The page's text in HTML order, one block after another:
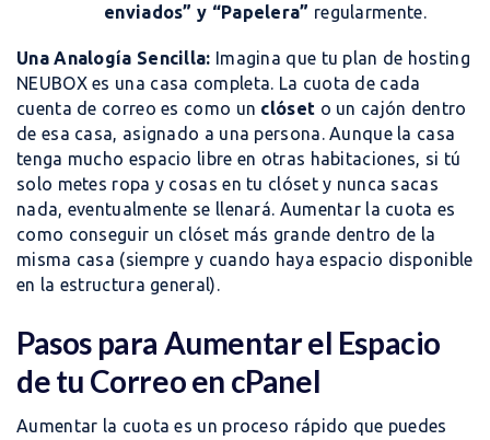
enviados” y “Papelera” regularmente.
Una Analogía Sencilla: Imagina que tu plan de hosting
NEUBOX es una casa completa. La cuota de cada
cuenta de correo es como un clóset o un cajón dentro
de esa casa, asignado a una persona. Aunque la casa
tenga mucho espacio libre en otras habitaciones, si tú
solo metes ropa y cosas en tu clóset y nunca sacas
nada, eventualmente se llenará. Aumentar la cuota es
como conseguir un clóset más grande dentro de la
misma casa (siempre y cuando haya espacio disponible
en la estructura general).
Pasos para Aumentar el Espacio
de tu Correo en cPanel
Aumentar la cuota es un proceso rápido que puedes